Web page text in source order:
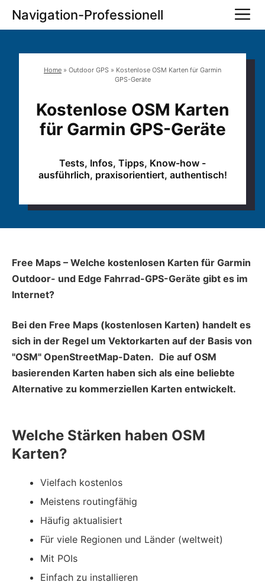
Zum
Inhalt
Navigation-Professionell
Home » Outdoor GPS » Kostenlose OSM Karten für Garmin
GPS-Geräte
Kostenlose OSM Karten
für Garmin GPS-Geräte
Tests, Infos, Tipps, Know-how -
ausführlich, praxisorientiert, authentisch!
Free Maps – Welche kostenlosen Karten für Garmin
Outdoor- und Edge Fahrrad-GPS-Geräte gibt es im
Internet?
Bei den Free Maps (kostenlosen Karten) handelt es
sich in der Regel um Vektorkarten auf der Basis von
"OSM" OpenStreetMap-Daten. Die auf OSM
basierenden Karten haben sich als eine beliebte
Alternative zu kommerziellen Karten entwickelt.
Welche Stärken haben OSM
Karten?
Vielfach kostenlos
Meistens routingfähig
Häufig aktualisiert
Für viele Regionen und Länder (weltweit)
Mit POIs
Einfach zu installieren